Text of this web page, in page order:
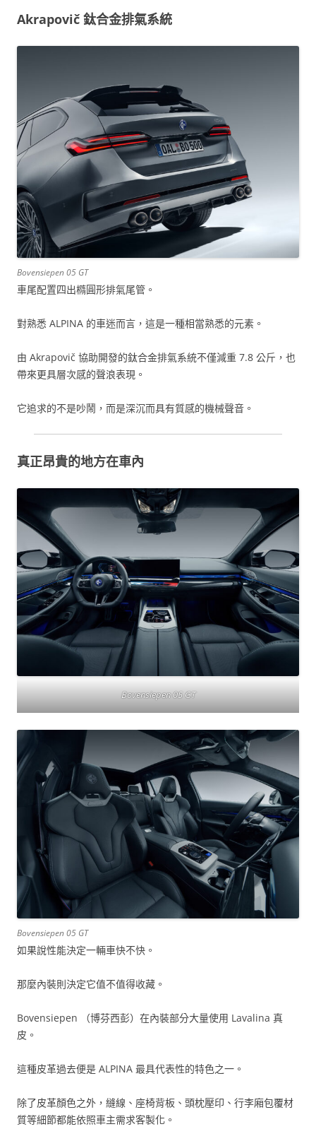
Akrapovič 鈦合金排氣系統
Bovensiepen 05 GT
車尾配置四出橢圓形排氣尾管。
對熟悉 ALPINA 的車迷而言，這是一種相當熟悉的元素。
由 Akrapovič 協助開發的鈦合金排氣系統不僅減重 7.8 公斤，也
帶來更具層次感的聲浪表現。
它追求的不是吵鬧，而是深沉而具有質感的機械聲音。
真正昂貴的地方在車內
Bovensiepen 05 GT
Bovensiepen 05 GT
如果說性能決定一輛車快不快。
那麼內裝則決定它值不值得收藏。
Bovensiepen （博芬西彭）在內裝部分大量使用 Lavalina 真
皮。
這種皮革過去便是 ALPINA 最具代表性的特色之一。
除了皮革顏色之外，縫線、座椅背板、頭枕壓印、行李廂包覆材
質等細節都能依照車主需求客製化。